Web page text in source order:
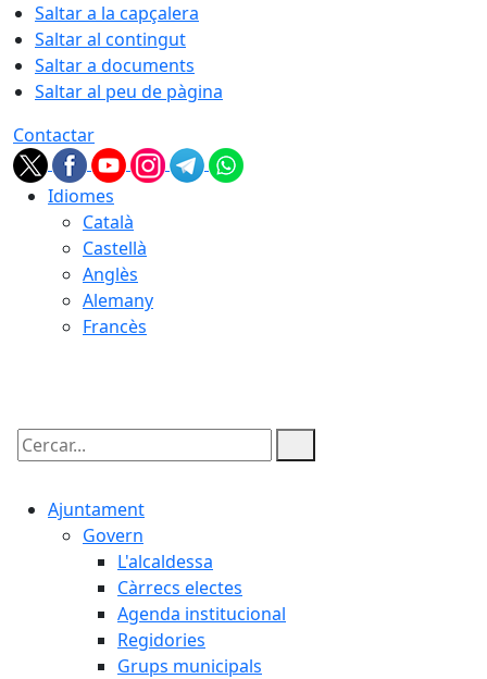
Saltar a la capçalera
Saltar al contingut
Saltar a documents
Saltar al peu de pàgina
Contactar
Idiomes
Català
Castellà
Anglès
Alemany
Francès
Cercar:
Ajuntament
Govern
L'alcaldessa
Càrrecs electes
Agenda institucional
Regidories
Grups municipals